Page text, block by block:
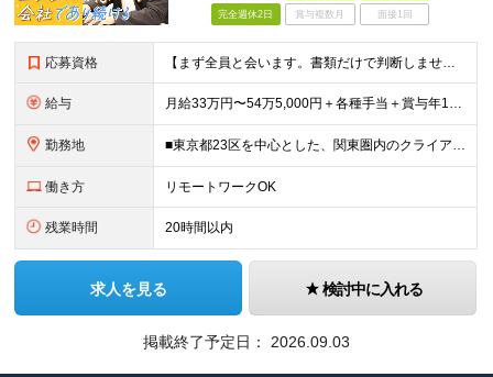
完全週休2日 賞与複数月 面接1回
応募資格 【まず全員と会います。書類だけで判断しません。】 ■学歴不問 ■何らかのITエンジニア実務経験をお持ちの方（年数・工程・領域不問） ◎こんな方も歓迎します！ ・別業界を経験してIT業界に戻りたい「
給与 月給33万円〜54万5,000円＋各種手当＋賞与年1回 ※経験・スキルを考慮のうえ、双方が納得するまで話し合って決定します。 ※上記月給額にはみなし残業手当（20時間分／4万5000円～）を含む（超
勤務地 ■東京都23区を中心とした、関東圏内のクライアント先 ※東京・渋谷・銀座・横浜の案件が多数 ★転勤はありません！ ★勤務地は希望を考慮します！ ★全社員の約8割がリモートワーク実施中！ プロジェク
働き方 リモートワークOK
残業時間 20時間以内
求人を見る 検討中に入れる
掲載終了予定日： 2026.09.03